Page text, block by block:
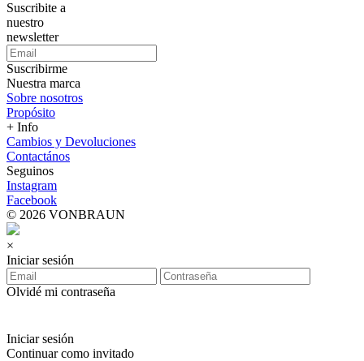
Suscribite a
nuestro
newsletter
Suscribirme
Nuestra marca
Sobre nosotros
Propósito
+ Info
Cambios y Devoluciones
Contactános
Seguinos
Instagram
Facebook
© 2026 VONBRAUN
×
Iniciar sesión
Olvidé mi contraseña
Iniciar sesión
Continuar como invitado